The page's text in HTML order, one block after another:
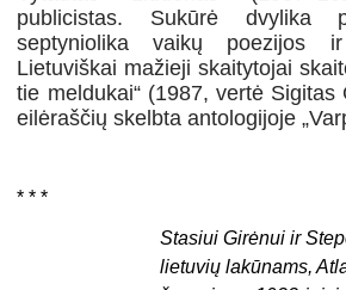
publicistas. Sukūrė dvylika
septyniolika vaikų poezijos
Lietuviškai mažieji skaitytojai
tie meldukai“ (1987, vertė Sigitas
eilėraščių skelbta antologijoje
* * *
Stasiui Girėnui ir
lietuvių lakūnams,